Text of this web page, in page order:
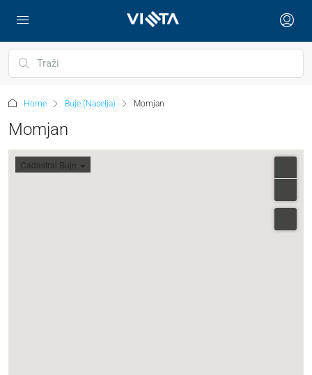
Home Buje (Naselja) Momjan
Momjan
Cadastral Buje